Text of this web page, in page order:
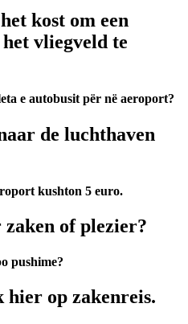
kost om een
vliegveld te
e autobusit për në aeroport?
de luchthaven
kushton 5 euro.
of plezier?
pushime?
hier op zakenreis.